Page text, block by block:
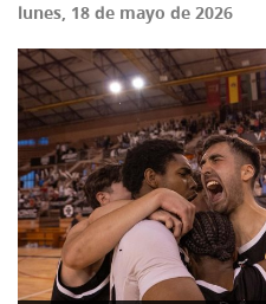
lunes, 18 de mayo de 2026